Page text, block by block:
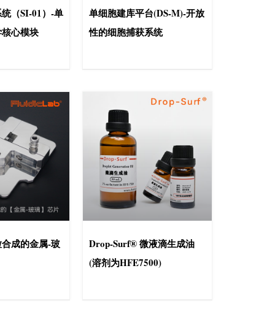
（SI-01）-单
心模块
单细胞建库平台(DS-M)-开放
性的细胞捕获系统
成的金属-玻
Drop-Surf® 微液滴生成油
(溶剂为HFE7500)